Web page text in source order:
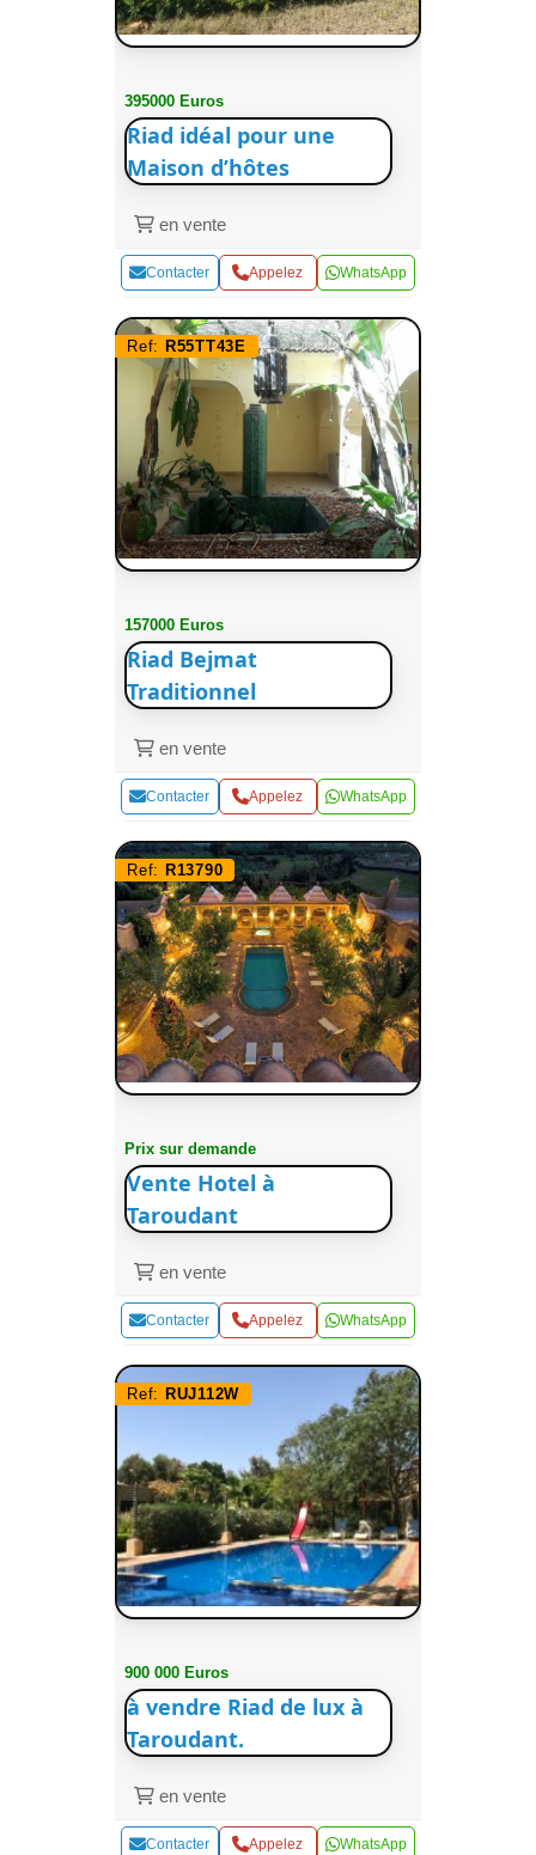
395000 Euros
Riad idéal pour une
Maison d’hôtes
en vente
Contacter Appelez WhatsApp
Ref: R55TT43E
157000 Euros
Riad Bejmat
Traditionnel
en vente
Contacter Appelez WhatsApp
Ref: R13790
Prix sur demande
Vente Hotel à
Taroudant
en vente
Contacter Appelez WhatsApp
Ref: RUJ112W
900 000 Euros
à vendre Riad de lux à
Taroudant.
en vente
Contacter Appelez WhatsApp